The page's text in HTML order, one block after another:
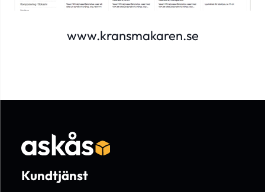
www.kransmakaren.se
Kundtjänst